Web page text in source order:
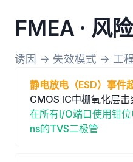
FMEA · 风
诱因 → 失效模式 → 工
静电放电（ESD）事件
CMOS IC中栅氧化层
在所有I/O端口使用钳
ns的TVS二极管